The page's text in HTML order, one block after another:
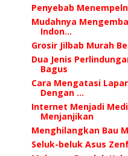
Penyebab
Mudahnya
Indon...
Grosir Jilbab Murah
Dua Jenis
Bagus
Cara Mengatasi
Dengan ...
Internet Menjadi
Menjanjikan
Menghilangkan Bau
Seluk-beluk Asus